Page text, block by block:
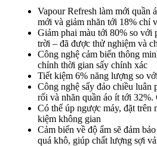
Vapour Refresh làm mới quần
mới và giảm nhăn tới 18% chỉ
Giảm phai màu tới 80% so với
trời – đã được thử nghiệm và
Công nghệ cảm biến thông
chỉnh thời gian sấy chính xác
Tiết kiệm 6% năng lượng so
Công nghệ sấy đảo chiều luân
rối và nhăn quần áo ít tới
Có thể úp ngược máy, đặt trên
kiệm không gian
Cảm biến về độ ẩm sẽ đảm
quá khô, giúp chất lượng sợi